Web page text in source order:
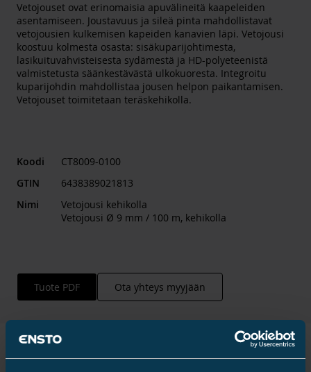
Vetojouset ovat erinomaisia apuvälineitä kaapeleiden
asentamiseen. Joustavuus ja sileä pinta mahdollistavat
vetojousien kulkemisen kapeiden kanavien läpi. Vetojousi
koostuu kolmesta osasta: sisäkuparijohtimesta,
lasikuituvahvisteisesta sydämestä ja HD-polyeteenistä
valmistetusta säänkestävästä ulkokuoresta. Integroitu
kuparijohdin mahdollistaa jousen helpon paikantamisen.
Vetojouset toimitetaan teräskehikolla.
Koodi
CT8009-0100
GTIN
6438389021813
Nimi
Vetojousi kehikolla
Vetojousi Ø 9 mm / 100 m, kehikolla
Tuote PDF Ota yhteys myyjään